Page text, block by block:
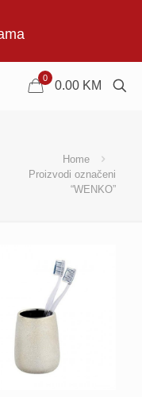
0
0.00 KM
Home
Proizvodi označeni
“WENKO”